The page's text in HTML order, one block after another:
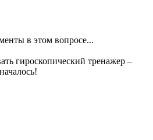
в этом вопросе...
гироскопический тренажер –